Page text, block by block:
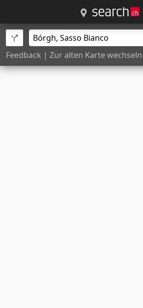
Feedback | Zur alten Karte wechseln